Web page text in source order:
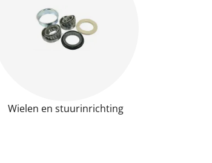
Wielen en stuurinrichting